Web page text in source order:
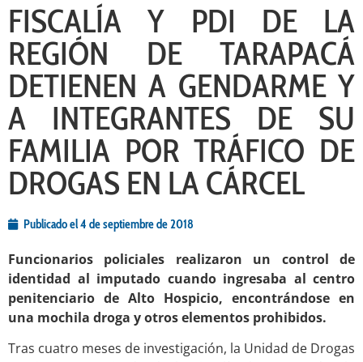
FISCALÍA Y PDI DE LA
REGIÓN DE TARAPACÁ
DETIENEN A GENDARME Y
A INTEGRANTES DE SU
FAMILIA POR TRÁFICO DE
DROGAS EN LA CÁRCEL
Publicado el4 de septiembre de 2018
Funcionarios policiales realizaron un control de
identidad al imputado cuando ingresaba al centro
penitenciario de Alto Hospicio, encontrándose en
una mochila droga y otros elementos prohibidos.
Tras cuatro meses de investigación, la Unidad de Drogas